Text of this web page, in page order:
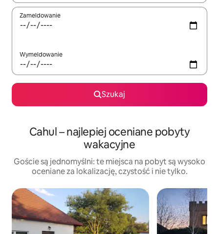
Zameldowanie
Wymeldowanie
Szukaj
Cahul – najlepiej oceniane pobyty
wakacyjne
Goście są jednomyślni: te miejsca na pobyt są wysoko
oceniane za lokalizację, czystość i nie tylko.